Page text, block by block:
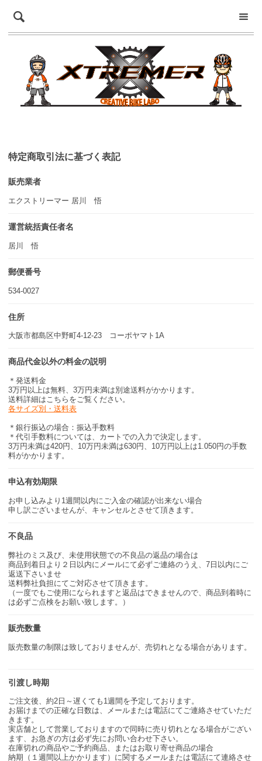
特定商取引法に基づく表記
販売業者
エクストリーマー 居川 悟
運営統括責任者名
居川 悟
郵便番号
534-0027
住所
大阪市都島区中野町4-12-23 コーポヤマト1A
商品代金以外の料金の説明
＊発送料金
3万円以上は無料、3万円未満は別途送料がかかります。
送料詳細はこちらをご覧ください。
各サイズ別・送料表
＊銀行振込の場合：振込手数料
＊代引手数料については、カートでの入力で決定します。
3万円未満は420円、10万円未満は630円、10万円以上は1.050円の手数
料がかかります。
申込有効期限
お申し込みより1週間以内にご入金の確認が出来ない場合
申し訳ございませんが、キャンセルとさせて頂きます。
不良品
弊社のミス及び、未使用状態での不良品の返品の場合は
商品到着日より２日以内にメールにて必ずご連絡のうえ、7日以内にご
返送下さいませ
送料弊社負担にてご対応させて頂きます。
（一度でもご使用になられますと返品はできませんので、商品到着時に
は必ずご点検をお願い致します。）
販売数量
販売数量の制限は致しておりませんが、売切れとなる場合があります。
引渡し時期
ご注文後、約2日～遅くても1週間を予定しております。
お届けまでの正確な日数は、メールまたは電話にてご連絡させていただ
きます。
実店舗として営業しておりますので同時に売り切れとなる場合がござい
ます、お急ぎの方は必ず先にお問い合わせ下さい。
在庫切れの商品やご予約商品、またはお取り寄せ商品の場合
納期（１週間以上かかります）に関するメールまたは電話にて連絡させ